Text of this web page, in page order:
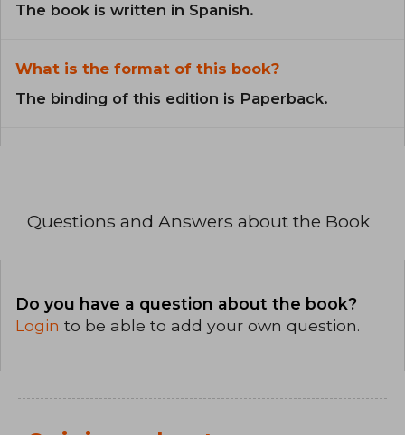
The book is written in Spanish.
What is the format of this book?
The binding of this edition is Paperback.
Questions and Answers about the Book
Do you have a question about the book?
Login to be able to add your own question.